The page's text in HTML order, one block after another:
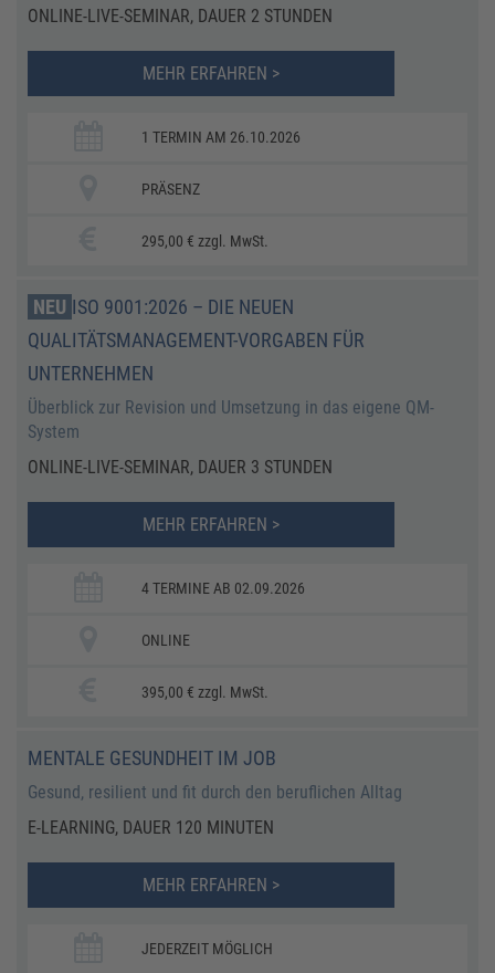
ONLINE-LIVE-SEMINAR, DAUER 2 STUNDEN
MEHR ERFAHREN >
1 TERMIN AM 26.10.2026
PRÄSENZ
295,00 € zzgl. MwSt.
NEU ​​ISO 9001:2026 – DIE NEUEN
QUALITÄTSMANAGEMENT-VORGABEN FÜR
UNTERNEHMEN​
​​Überblick zur Revision und Umsetzung in das eigene QM-
System
ONLINE-LIVE-SEMINAR, DAUER 3 STUNDEN
MEHR ERFAHREN >
4 TERMINE AB 02.09.2026
ONLINE
395,00 € zzgl. MwSt.
MENTALE GESUNDHEIT IM JOB
Gesund, resilient und fit durch den beruflichen Alltag
E-LEARNING, DAUER 120 MINUTEN
MEHR ERFAHREN >
JEDERZEIT MÖGLICH